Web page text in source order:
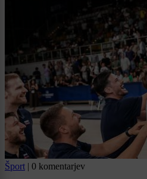
Šport | 0 komentarjev